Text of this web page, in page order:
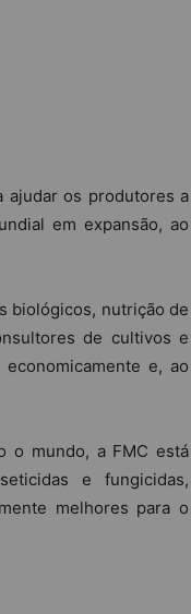
ajudar os produtores a
em expansão, ao
biológicos, nutrição de
de cultivos e
e, ao
o mundo, a FMC está
e fungicidas,
melhores para o